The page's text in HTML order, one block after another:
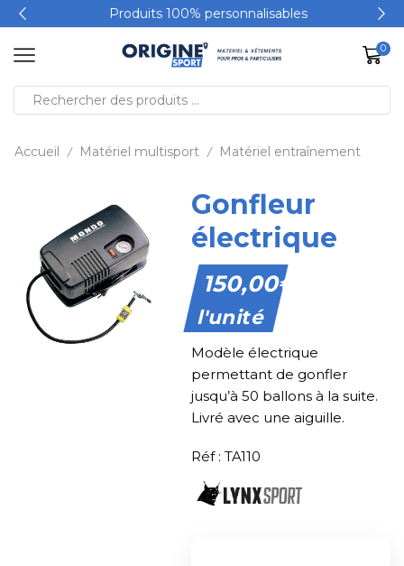
Produits 100% personnalisables
0
Accueil / Matériel multisport / Matériel entraînement
Gonfleur
électrique
150,00€
l'unité
Modèle électrique
permettant de gonfler
jusqu’à 50 ballons à la suite.
Livré avec une aiguille.
Réf : TA110